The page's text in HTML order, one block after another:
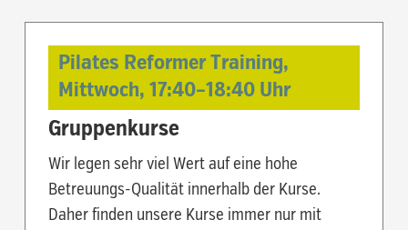
Pilates Reformer Training,
Mittwoch,17:40–18:40 Uhr
Gruppenkurse
Wir legen sehr viel Wert auf eine hohe
Betreuungs-Qualität innerhalb der Kurse.
Daher finden unsere Kurse immer nur mit